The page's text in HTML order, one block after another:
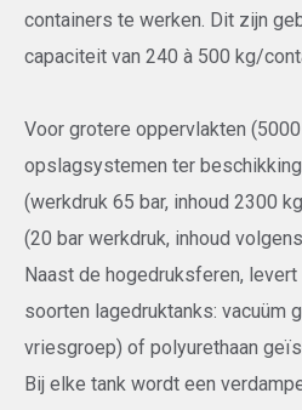
containers te werken. Dit zijn
capaciteit van 240 à 500 kg/
Voor grotere oppervlakten
opslagsystemen ter
(werkdruk 65 bar, inhoud 2300
(20 bar werkdruk, inhoud
Naast de hogedruksferen,
soorten lagedruktanks: vacuüm
vriesgroep) of polyurethaan
Bij elke tank wordt een